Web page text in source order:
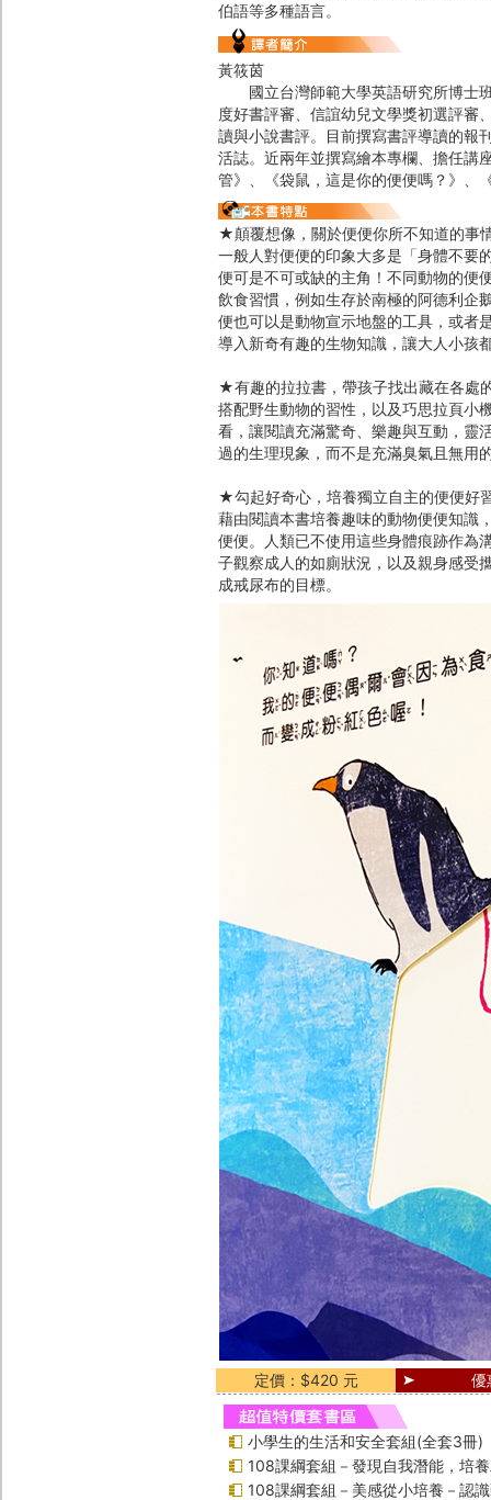
伯語等多種語言。
黃筱茵
國立台灣師範大學英語研究所博士班
度好書評審、信誼幼兒文學獎初選評審
讀與小說書評。目前撰寫書評導讀的報
活誌。近兩年並撰寫繪本專欄、擔任講
管》、《袋鼠，這是你的便便嗎？》、
★顛覆想像，關於便便你所不知道的事
一般人對便便的印象大多是「身體不要
便可是不可或缺的主角！不同動物的便
飲食習慣，例如生存於南極的阿德利企
便也可以是動物宣示地盤的工具，或者
導入新奇有趣的生物知識，讓大人小孩
★有趣的拉拉書，帶孩子找出藏在各處
搭配野生動物的習性，以及巧思拉頁小
看，讓閱讀充滿驚奇、樂趣與互動，靈
過的生理現象，而不是充滿臭氣且無用
★勾起好奇心，培養獨立自主的便便好
藉由閱讀本書培養趣味的動物便便知識
便便。人類已不使用這些身體痕跡作為
子觀察成人的如廁狀況，以及親身感受
成戒尿布的目標。
定價：$420 元 優
小學生的生活和安全套組(全套3冊)
108課綱套組－發現自我潛能，培
108課綱套組－美感從小培養－認